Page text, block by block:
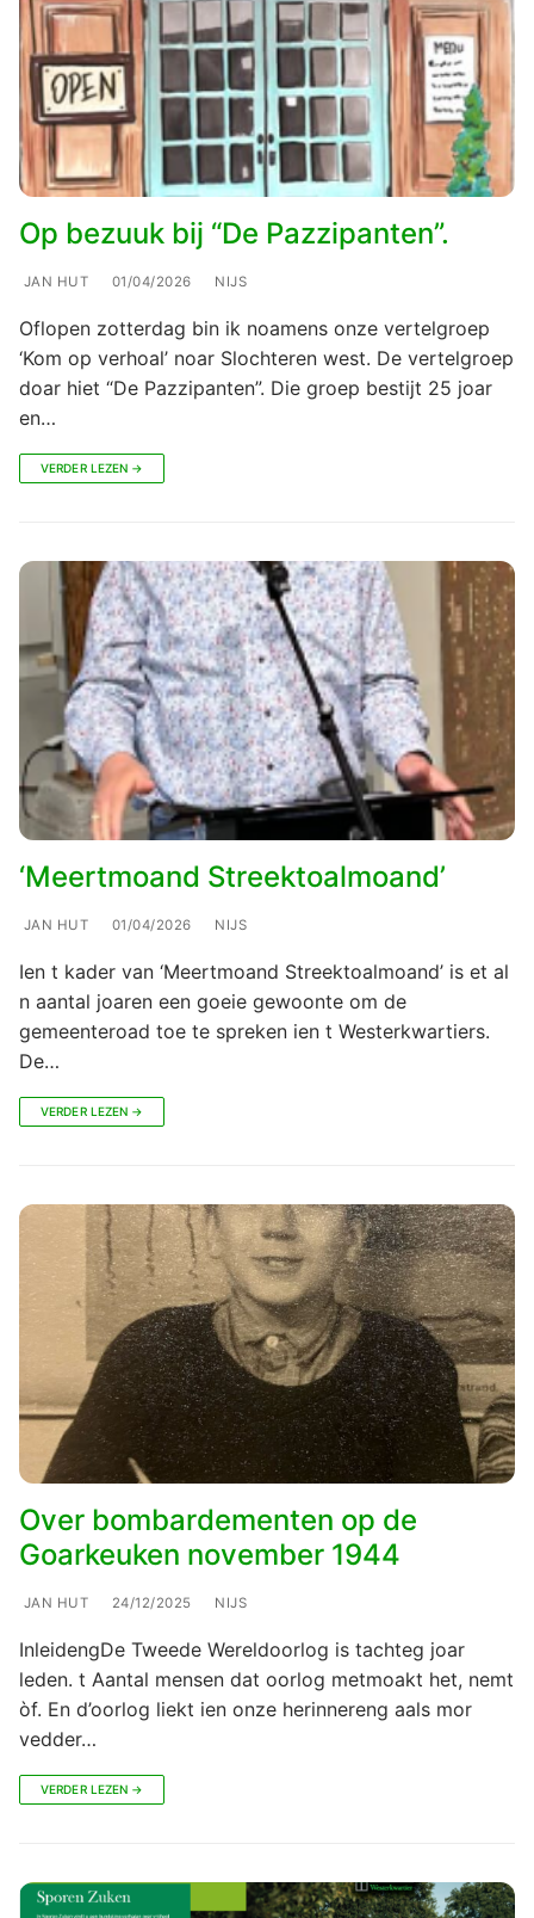
Op bezuuk bij “De Pazzipanten”.
JAN HUT 01/04/2026 NIJS
Oflopen zotterdag bin ik noamens onze vertelgroep
‘Kom op verhoal’ noar Slochteren west. De vertelgroep
doar hiet “De Pazzipanten”. Die groep bestijt 25 joar
en…
VERDER LEZEN →
‘Meertmoand Streektoalmoand’
JAN HUT 01/04/2026 NIJS
Ien t kader van ‘Meertmoand Streektoalmoand’ is et al
n aantal joaren een goeie gewoonte om de
gemeenteroad toe te spreken ien t Westerkwartiers.
De…
VERDER LEZEN →
Over bombardementen op de
Goarkeuken november 1944
JAN HUT 24/12/2025 NIJS
InleidengDe Tweede Wereldoorlog is tachteg joar
leden. t Aantal mensen dat oorlog metmoakt het, nemt
òf. En d’oorlog liekt ien onze herinnereng aals mor
vedder…
VERDER LEZEN →